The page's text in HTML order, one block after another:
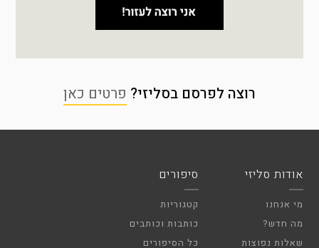
רוצה לפרסם בסליזי? פרטים כאן
אודות סליזי
מי אנחנו
מה חדש?
שאלות נפוצות
סיפורים
קטגוריות
כותבות וכותבים
כל הסיפורים